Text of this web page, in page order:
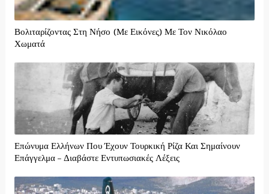
Βολιταρίζοντας Στη Νήσο (Με Εικόνες) Με Τον Νικόλαο
Χωματά
Επώνυμα Ελλήνων Που Έχουν Τουρκική Ρίζα Και Σημαίνουν
Επάγγελμα – Διαβάστε Εντυπωσιακές Λέξεις